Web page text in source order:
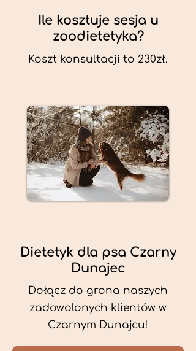
Ile kosztuje sesja u
zoodietetyka?
Koszt konsultacji to 230zł.
Dietetyk dla psa Czarny
Dunajec
Dołącz do grona naszych
zadowolonych klientów w
Czarnym Dunajcu!